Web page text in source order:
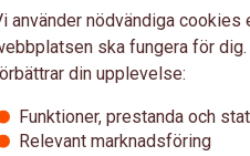
information du delar på
inte känner väl eller har
en betrodd vän eller
exempel snabba
använder nödvändiga
ska fungera för
din upplevelse:
Funktioner, prestanda och
Relevant marknadsföring